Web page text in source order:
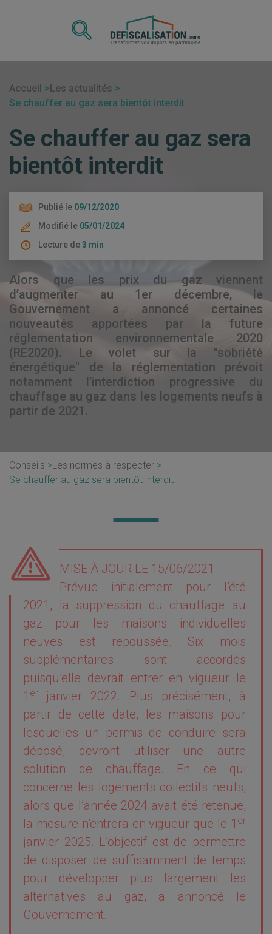
Accueil
Les actualités
Se chauffer au gaz sera bientôt interdit
Se chauffer au gaz sera
bientôt interdit
Publié le 09/12/2020
Modifié le 05/01/2024
Lecture de3 min
Alors que les prix du gaz viennent
d’augmenter au 1er décembre, le
Gouvernement a annoncé certaines
nouveautés apportées par la future
réglementation environnementale 2020
(RE2020). Le volet sur la "sobriété
énergétique" de la réglementation prévoit
notamment l’interdiction progressive du
chauffage au gaz dans les logements neufs à
partir de 2021.
Conseils
Les normes à respecter
Se chauffer au gaz sera bientôt interdit
MISE À JOUR LE 15/06/2021
Prévue initialement pour l’été
2021, la suppression du chauffage au
gaz pour les maisons individuelles
neuves est repoussée. Six mois
supplémentaires sont accordés
puisqu’elle devrait entrer en vigueur le
1 er janvier 2022. Plus précisément, à
partir de cette date, les maisons pour
lesquelles un permis de conduire sera
déposé, devront utiliser une autre
solution de chauffage. En ce qui
concerne les logements collectifs neufs,
alors que l’année 2024 avait été retenue,
la mesure n’entrera en vigueur que le 1 er
janvier 2025. L’objectif est de permettre
de disposer de suffisamment de temps
pour développer plus largement les
alternatives au gaz, a annoncé le
Gouvernement.